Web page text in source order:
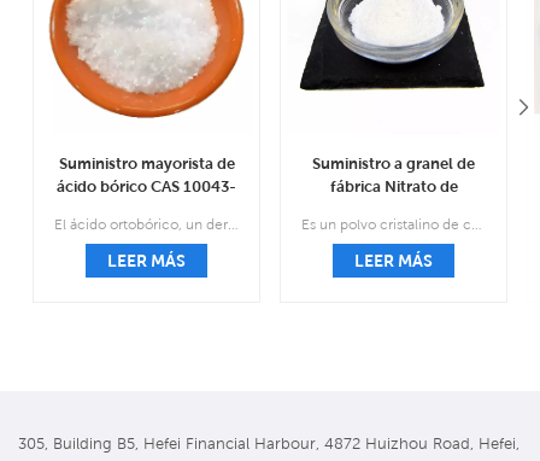
Suministro mayorista de
ácido bórico CAS 10043-
LEER MÁS
Suministro a granel de
fábrica Nitrato de
87-7
LEER MÁS
305, Building B5, Hefei Financial Harbour, 4872 Huizhou Road, Hefei,